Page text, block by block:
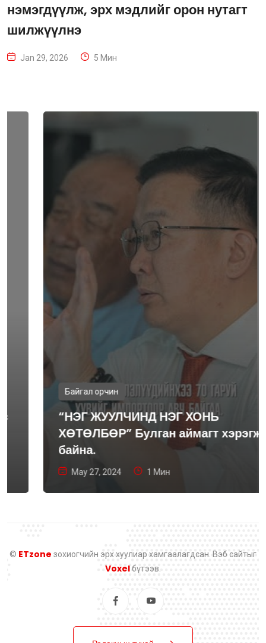
нэмэгдүүлж, эрх мэдлийг орон нутагт
шилжүүлнэ
Jan 29, 2026 5 Мин
Байгал орчин
“НЭГ ЖУУЛЧИНД НЭГ ХОНЬ
ХӨТӨЛБӨР” Булган аймагт хэрэгжиж
байна.
May 27, 2024 1 Мин
© ETzone зохиогчийн эрх хуулиар хамгаалагдсан. Вэб сайтыг
Voxelбүтээв.